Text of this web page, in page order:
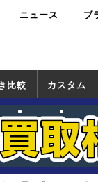
ニュース ブ
比較 カスタム
カスタム
一覧
ホンダ
ヤマハ
スズキ
カワサキ
道の
ツー
日本
国道め
林道